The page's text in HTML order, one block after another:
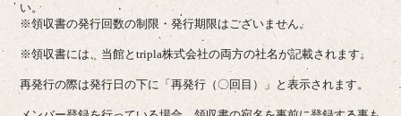
い。
※領収書の発行回数の制限・発行期限はございません。
※領収書には、当館とtripla株式会社の両方の社名が記載されます。
再発行の際は発行日の下に「再発行（〇回目）」と表示されます。